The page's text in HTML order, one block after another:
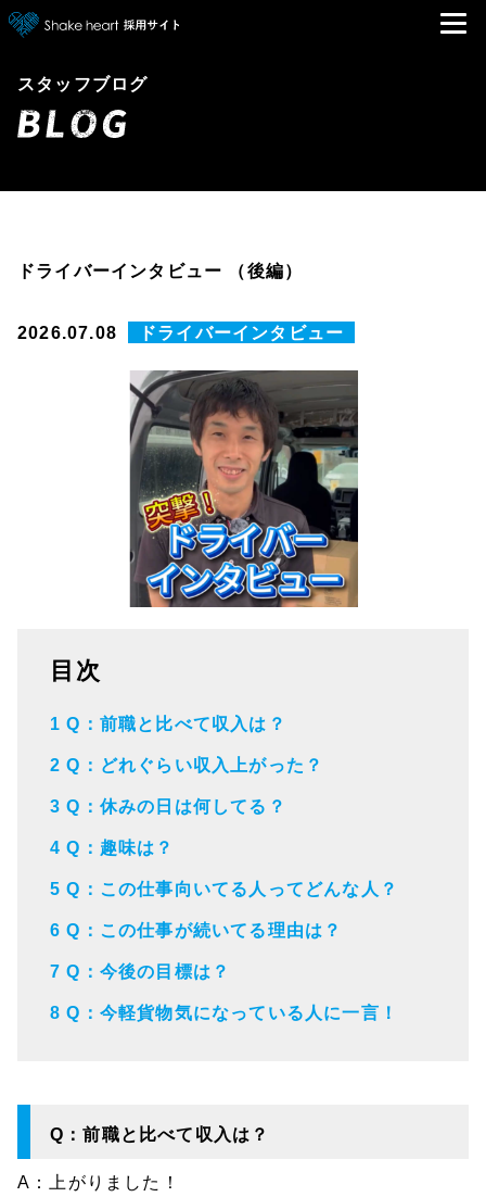
スタッフブログ
ドライバーインタビュー （後編）
2026.07.08 ドライバーインタビュー
目次
1 Q：前職と比べて収入は？
2 Q：どれぐらい収入上がった？
3 Q：休みの日は何してる？
4 Q：趣味は？
5 Q：この仕事向いてる人ってどんな人？
6 Q：この仕事が続いてる理由は？
7 Q：今後の目標は？
8 Q：今軽貨物気になっている人に一言！
Q：前職と比べて収入は？
A： 上がりました！